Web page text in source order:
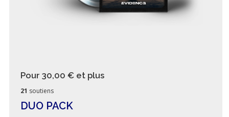
Pour 30,00 € et plus
21 soutiens
DUO PACK